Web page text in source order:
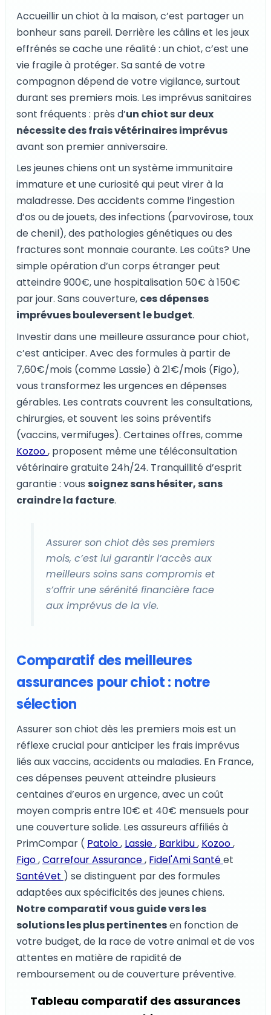
Accueillir un chiot à la maison, c’est partager un
bonheur sans pareil. Derrière les câlins et les jeux
effrénés se cache une réalité : un chiot, c’est une
vie fragile à protéger. Sa santé de votre
compagnon dépend de votre vigilance, surtout
durant ses premiers mois. Les imprévus sanitaires
sont fréquents : près d’un chiot sur deux
nécessite des frais vétérinaires imprévus
avant son premier anniversaire.
Les jeunes chiens ont un système immunitaire
immature et une curiosité qui peut virer à la
maladresse. Des accidents comme l’ingestion
d’os ou de jouets, des infections (parvovirose, toux
de chenil), des pathologies génétiques ou des
fractures sont monnaie courante. Les coûts? Une
simple opération d’un corps étranger peut
atteindre 900€, une hospitalisation 50€ à 150€
par jour. Sans couverture, ces dépenses
imprévues bouleversent le budget.
Investir dans une meilleure assurance pour chiot,
c’est anticiper. Avec des formules à partir de
7,60€/mois (comme Lassie) à 21€/mois (Figo),
vous transformez les urgences en dépenses
gérables. Les contrats couvrent les consultations,
chirurgies, et souvent les soins préventifs
(vaccins, vermifuges). Certaines offres, comme
Kozoo, proposent même une téléconsultation
vétérinaire gratuite 24h/24. Tranquillité d’esprit
garantie : vous soignez sans hésiter, sans
craindre la facture.
Assurer son chiot dès ses premiers
mois, c’est lui garantir l’accès aux
meilleurs soins sans compromis et
s’offrir une sérénité financière face
aux imprévus de la vie.
Comparatif des meilleures
assurances pour chiot : notre
sélection
Assurer son chiot dès les premiers mois est un
réflexe crucial pour anticiper les frais imprévus
liés aux vaccins, accidents ou maladies. En France,
ces dépenses peuvent atteindre plusieurs
centaines d’euros en urgence, avec un coût
moyen compris entre 10€ et 40€ mensuels pour
une couverture solide. Les assureurs affiliés à
PrimCompar ( Patolo, Lassie, Barkibu, Kozoo,
Figo,Carrefour Assurance, Fidel'Ami Santéet
SantéVet ) se distinguent par des formules
adaptées aux spécificités des jeunes chiens.
Notre comparatif vous guide vers les
solutions les plus pertinentesen fonction de
votre budget, de la race de votre animal et de vos
attentes en matière de rapidité de
remboursement ou de couverture préventive.
Tableau comparatif des assurances